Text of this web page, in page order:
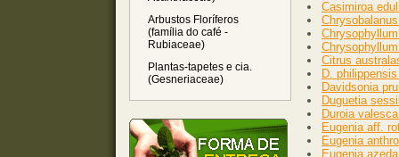
Arbustos Floríferos
(família do café -
Rubiaceae)
Plantas-tapetes e cia.
(Gesneriaceae)
Casimiroa
Citrus
D.
Davidsonia
Duguetia
Duroia
Eugenia aff.
Eugenia
Eugenia